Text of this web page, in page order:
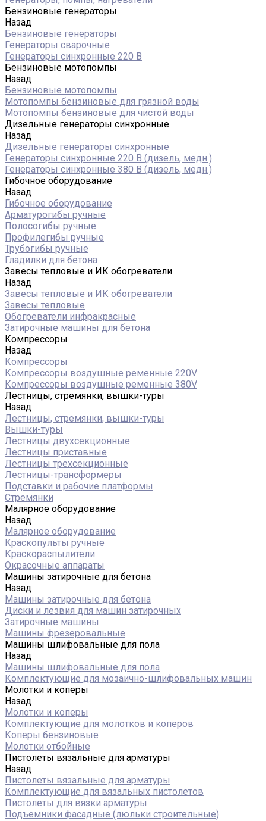
Бензиновые генераторы
Назад
Бензиновые генераторы
Генераторы сварочные
Генераторы синхронные 220 В
Бензиновые мотопомпы
Назад
Бензиновые мотопомпы
Мотопомпы бензиновые для грязной воды
Мотопомпы бензиновые для чистой воды
Дизельные генераторы синхронные
Назад
Дизельные генераторы синхронные
Генераторы синхронные 220 В (дизель, медн.)
Генераторы синхронные 380 В (дизель, медн.)
Гибочное оборудование
Назад
Гибочное оборудование
Арматурогибы ручные
Полосогибы ручные
Профилегибы ручные
Трубогибы ручные
Гладилки для бетона
Завесы тепловые и ИК обогреватели
Назад
Завесы тепловые и ИК обогреватели
Завесы тепловые
Обогреватели инфракрасные
Затирочные машины для бетона
Компрессоры
Назад
Компрессоры
Компрессоры воздушные ременные 220V
Компрессоры воздушные ременные 380V
Лестницы, стремянки, вышки-туры
Назад
Лестницы, стремянки, вышки-туры
Вышки-туры
Лестницы двухсекционные
Лестницы приставные
Лестницы трехсекционные
Лестницы-трансформеры
Подставки и рабочие платформы
Стремянки
Малярное оборудование
Назад
Малярное оборудование
Краскопульты ручные
Краскораспылители
Окрасочные аппараты
Машины затирочные для бетона
Назад
Машины затирочные для бетона
Диски и лезвия для машин затирочных
Затирочные машины
Машины фрезеровальные
Машины шлифовальные для пола
Назад
Машины шлифовальные для пола
Комплектующие для мозаично-шлифовальных машин
Молотки и коперы
Назад
Молотки и коперы
Комплектующие для молотков и коперов
Коперы бензиновые
Молотки отбойные
Пистолеты вязальные для арматуры
Назад
Пистолеты вязальные для арматуры
Комплектующие для вязальных пистолетов
Пистолеты для вязки арматуры
Подъемники фасадные (люльки строительные)